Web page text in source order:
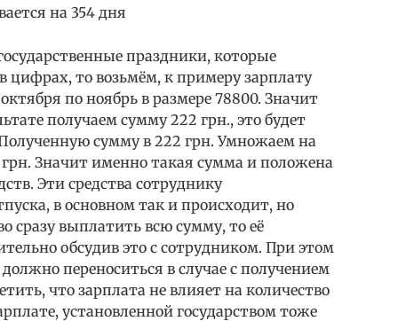
на 354 дня
праздники, которые
цифрах, то возьмём, к примеру зарплату
по ноябрь в размере 78800. Значит
получаем сумму 222 грн., это будет
сумму в 222 грн. Умножаем на
Значит именно такая сумма и положена
Эти средства сотруднику
в основном так и происходит, но
сразу выплатить всю сумму, то её
обсудив это с сотрудником. При этом
переноситься в случае с получением
что зарплата не влияет на количество
установленной государством тоже